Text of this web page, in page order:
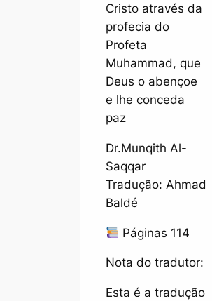
Cristo através da
profecia do
Profeta
Muhammad, que
Deus o abençoe
e lhe conceda
paz
Dr.Munqith Al-
Saqqar
Tradução: Ahmad
Baldé
Páginas 114
Nota do tradutor:
Esta é a tradução